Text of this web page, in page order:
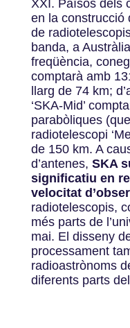
XXI. Països dels
en la construcció
de
banda, a
freqüència,
comptarà amb
llarg de 74 km;
‘SKA-Mid’
parabòliques
radiotelescopi
de 150 km. A
d’antenes, SKA
significatiu en
velocitat
radiotelescopis,
més parts de
mai. El disseny
processament
radioastrònoms
diferents parts